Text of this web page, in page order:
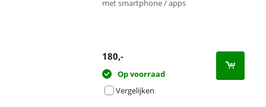
met smartphone / apps
180,-
Op voorraad
Vergelijken